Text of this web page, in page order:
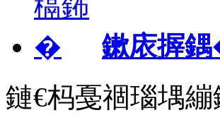
鏉庡搱
鏈€杩戞祻瑙堣